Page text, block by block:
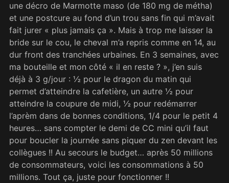
une décro de Marmotte maso (de 180 mg de métha)
et une postcure au fond d’un trou sans fin qui m’avait
fait jurer « plus jamais ça ». Mais à trop me laisser la
bride sur le cou, le cheval m’a repris comme en 14, au
dur front des tranchées urbaines. En 3 semaines, avec
ma bouteille et mon côté « il en reste ? », j’en suis
déjà à 3 g/jour : ½ pour le dragon du matin qui
permet d’atteindre la cafetière, un autre ½ pour
atteindre la coupure de midi, ½ pour redémarrer
l’aprèm dans de bonnes conditions, 1/4 pour le petit 4
heures… sans compter le demi de CC mini qu’il faut
pour boucler la journée sans piquer du zen devant les
collègues !! Au secours le budget… après 50 millions
de consommateurs, voici les consommations à 50
millions. Tout ça, juste pour fonctionner !!